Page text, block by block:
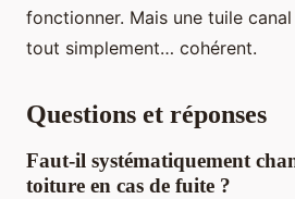
fonctionner. Mais une tuile canal
tout simplement… cohérent.
Questions et réponses
Faut-il systématiquement
toiture en cas de fuite ?